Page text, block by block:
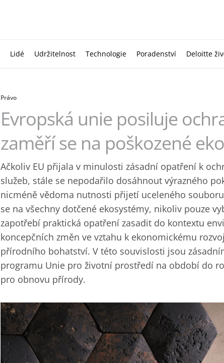
Lidé Udržitelnost Technologie Poradenství Deloitte
Právo
Evropská unie posiluje
zaměří se na poškozené
Ačkoliv EU přijala v minulosti zásadní opatření k
služeb, stále se nepodařilo dosáhnout výrazného
nicméně vědoma nutnosti přijetí uceleného
se na všechny dotčené ekosystémy, nikoliv pouze
zapotřebí praktická opatření zasadit do kontextu
koncepčních změn ve vztahu k ekonomickému
přírodního bohatství. V této souvislosti jsou
programu Unie pro životní prostředí na období do
pro obnovu přírody.